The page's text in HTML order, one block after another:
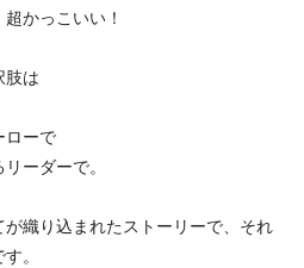
かっこいい！
肢は
ローで
ーダーで。
織り込まれたストーリーで、それ
。